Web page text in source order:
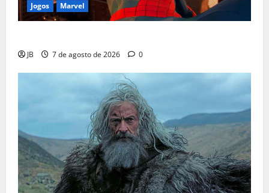
Jogos Marvel
JB 7 de agosto de 2026 0